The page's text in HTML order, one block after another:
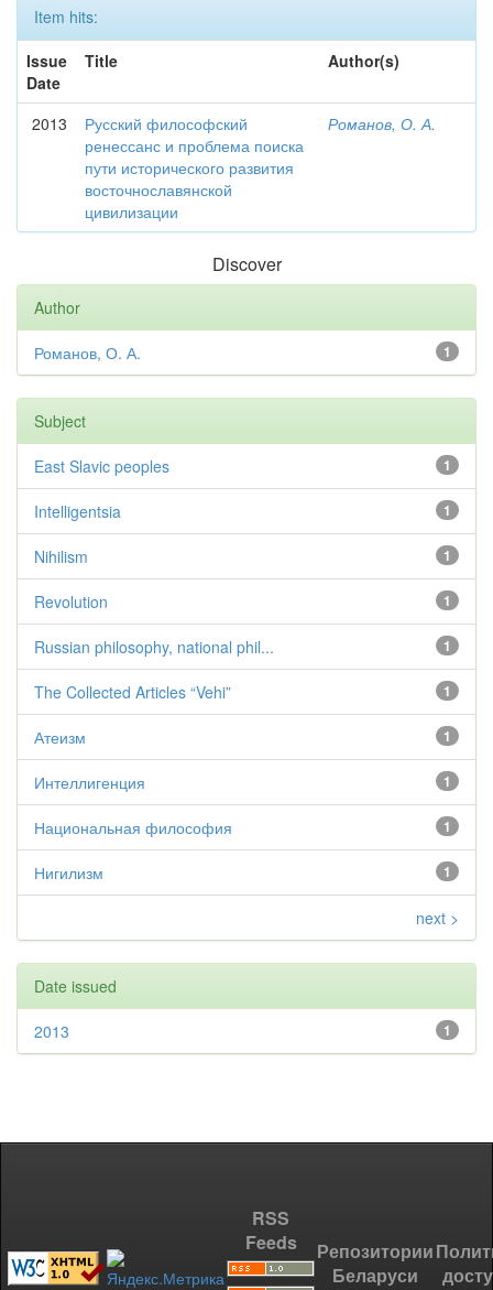
Item hits:
Issue
Date
Title Author(s)
2013
Русский философский
ренессанс и проблема поиска
пути исторического развития
восточнославянской
цивилизации
Романов, О. А.
Discover
Author
1
Романов, О. А.
Subject
1
East Slavic peoples
1
Intelligentsia
1
Nihilism
1
Revolution
1
Russian philosophy, national phil...
1
The Collected Articles “Vehi”
1
Атеизм
1
Интеллигенция
1
Национальная философия
1
Нигилизм
next >
Date issued
1
2013
RSS
Feeds
Репозитории
Беларуси